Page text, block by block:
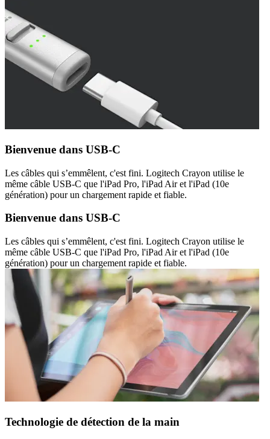
Bienvenue dans USB-C
Les câbles qui s’emmêlent, c'est fini. Logitech Crayon utilise le
même câble USB-C que l'iPad Pro, l'iPad Air et l'iPad (10e
génération) pour un chargement rapide et fiable.
Bienvenue dans USB-C
Les câbles qui s’emmêlent, c'est fini. Logitech Crayon utilise le
même câble USB-C que l'iPad Pro, l'iPad Air et l'iPad (10e
génération) pour un chargement rapide et fiable.
Technologie de détection de la main